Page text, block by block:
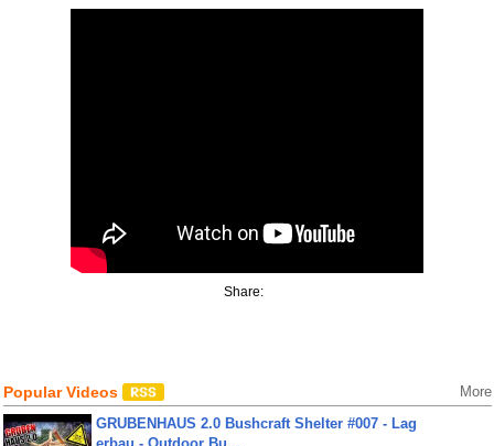
Share:
Popular Videos More
GRUBENHAUS 2.0 Bushcraft Shelter #007 - Lag